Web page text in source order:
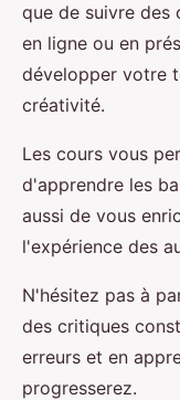
que de suivre des
en ligne ou en
développer votre
créativité.
Les cours vous
d'apprendre les
aussi de vous
l'expérience des
N'hésitez pas à
des critiques
erreurs et en
progresserez.